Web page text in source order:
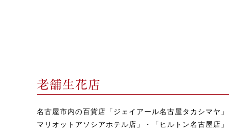
老舗生花店
名古屋市内の百貨店「ジェイアール名古屋タカシマヤ
マリオットアソシアホテル店」・「ヒルトン名古屋店